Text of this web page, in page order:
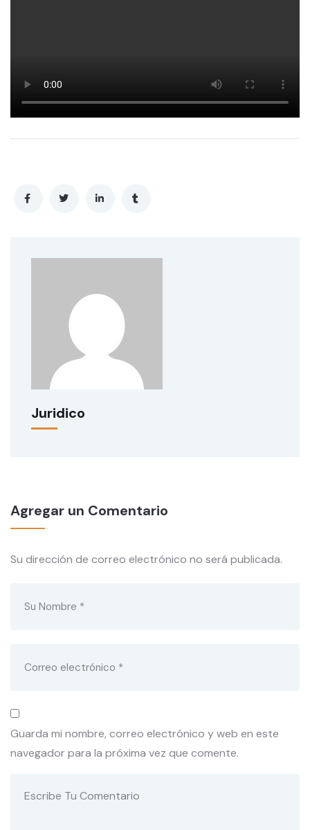
Juridico
Agregar un Comentario
Su dirección de correo electrónico no será publicada.
Guarda mi nombre, correo electrónico y web en este
navegador para la próxima vez que comente.